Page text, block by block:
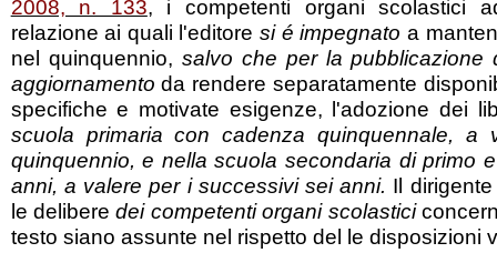
2008, n. 133, i competenti organi scolastici
relazione ai quali l'editoresi é impegnato a
nel quinquennio, salvo che per la pubblicazione
aggiornamento da rendere separatamente
specifiche e motivate esigenze, l'adozione dei
scuola primaria con cadenza quinquennale, a
quinquennio, e nella scuola secondaria di primo
anni, a valere per i successivi sei anni. Il
le deliberedei competenti organi scolastici
testo siano assunte nel rispetto del le disposizioni